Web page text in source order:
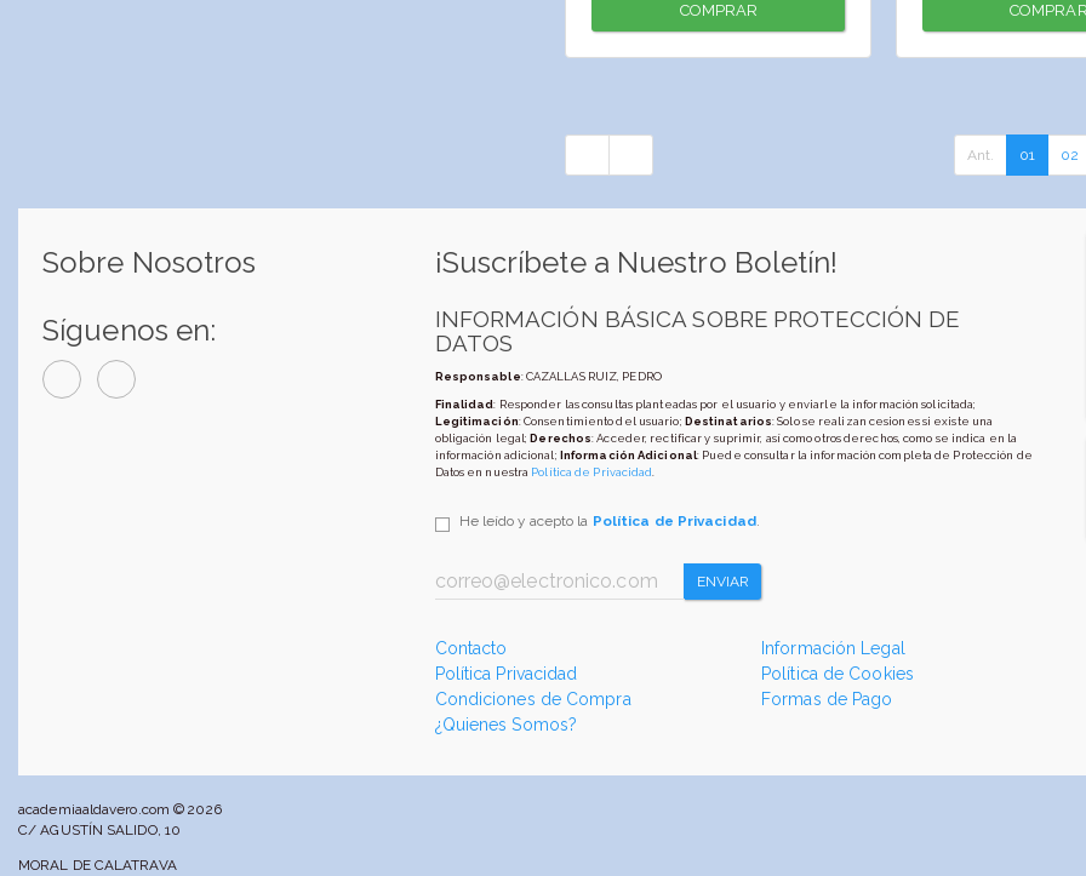
COMPRAR COMPRAR
Ant. 01 02
Sobre Nosotros
Síguenos en:
¡Suscríbete a Nuestro Boletín!
INFORMACIÓN BÁSICA SOBRE PROTECCIÓN DE
DATOS
Responsable: CAZALLAS RUIZ, PEDRO
Finalidad: Responder las consultas planteadas por el usuario y enviarle la información solicitada;
Legitimación: Consentimiento del usuario; Destinatarios: Solo se realizan cesiones si existe una
obligación legal; Derechos: Acceder, rectificar y suprimir, así como otros derechos, como se indica en la
información adicional; Información Adicional: Puede consultar la información completa de Protección de
Datos en nuestra Política de Privacidad.
He leído y acepto la Política de Privacidad.
ENVIAR
Contacto
Información Legal
Política Privacidad
Política de Cookies
Condiciones de Compra
Formas de Pago
¿Quienes Somos?
academiaaldavero.com © 2026
C/ AGUSTÍN SALIDO, 10
MORAL DE CALATRAVA